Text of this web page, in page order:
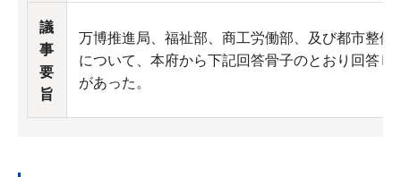
議
事
要
旨
万博推進局、福祉部、商工労働部、及び都市整備
について、本府から下記回答骨子のとおり回答し
があった。